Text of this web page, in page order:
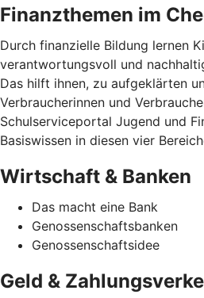
Finanzthemen im
Durch finanzielle Bildung lernen
verantwortungsvoll und
Das hilft ihnen, zu aufgeklärten
Verbraucherinnen und
Schulserviceportal Jugend und
Basiswissen in diesen vier
Wirtschaft & Banken
Das macht eine Bank
Genossenschaftsbanken
Genossenschaftsidee
Geld &